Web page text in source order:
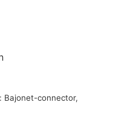
Bajonet-connector,